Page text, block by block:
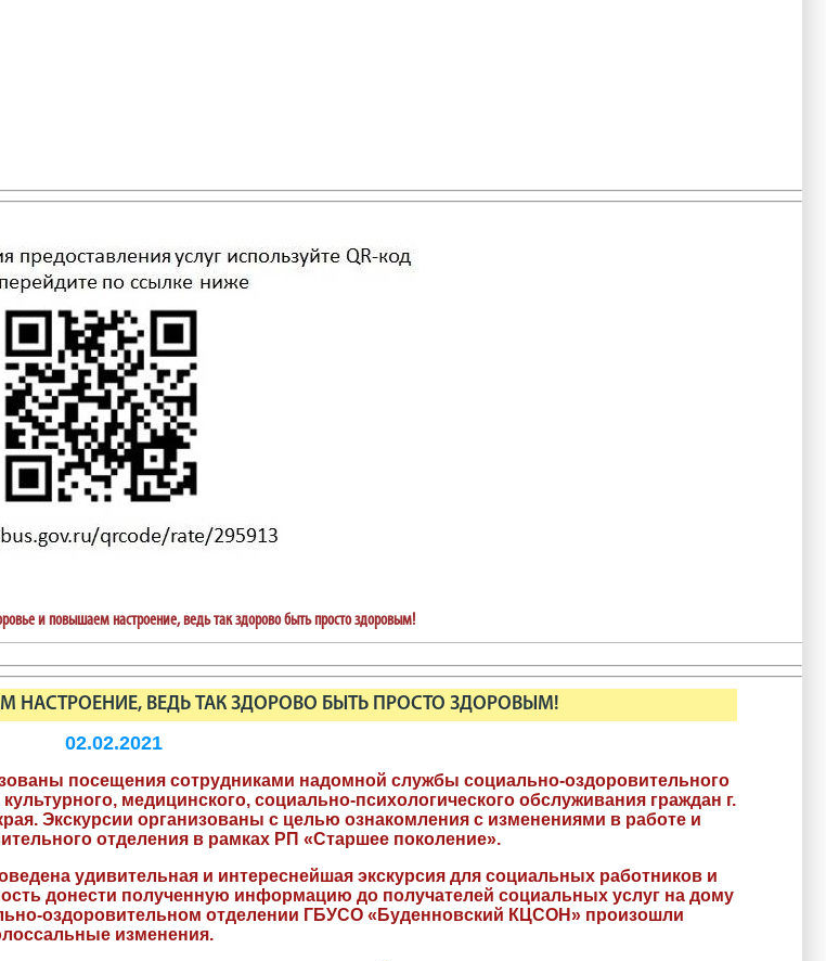
и повышаем настроение, ведь так здорово быть просто здоровым!
ВЕДЬ ТАК ЗДОРОВО БЫТЬ ПРОСТО ЗДОРОВЫМ!
02.02.2021
посещения сотрудниками надомной службы социально-оздоровительного
медицинского, социально-психологического обслуживания граждан г.
Экскурсии организованы с целью ознакомления с изменениями в работе и
отделения в рамках РП «Старшее поколение».
удивительная и интереснейшая экскурсия для социальных работников и
донести полученную информацию до получателей социальных услуг на дому
оздоровительном отделении ГБУСО «Буденновский КЦСОН» произошли
изменения.